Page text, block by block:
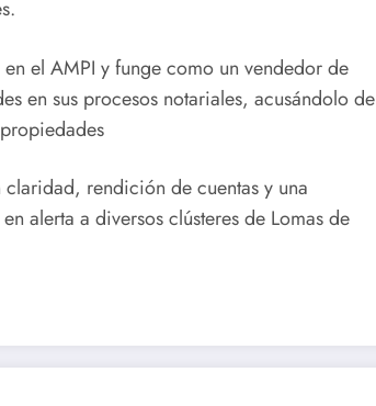
el AMPI y funge como un vendedor de
en sus procesos notariales, acusándolo de
rendición de cuentas y una
alerta a diversos clústeres de Lomas de